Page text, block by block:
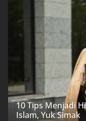
10 Tips Menjadi
Islam, Yuk Simak